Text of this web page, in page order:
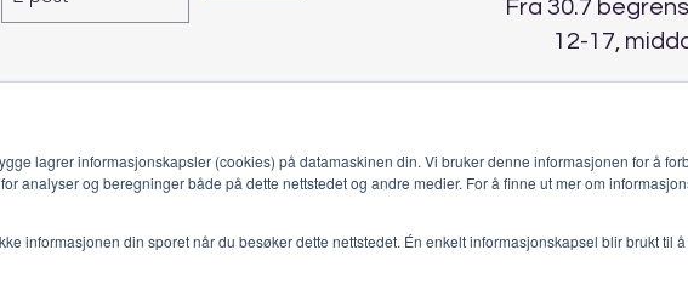
lagrer informasjonskapsler (cookies) på datamaskinen din. Vi bruker denne informasjonen for å
analyser og beregninger både på dette nettstedet og andre medier. For å finne ut mer om
informasjonen din sporet når du besøker dette nettstedet. Én enkelt informasjonskapsel blir brukt til
Fra 30.7
12-17,